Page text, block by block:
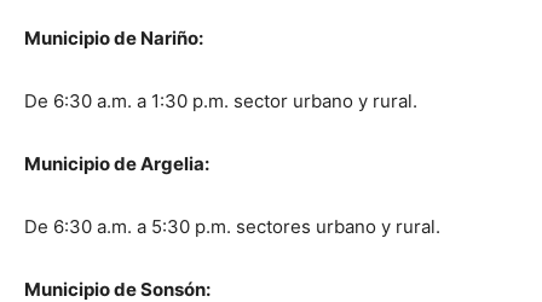
Municipio de Nariño:
De 6:30 a.m. a 1:30 p.m. sector urbano y rural.
Municipio de Argelia:
De 6:30 a.m. a 5:30 p.m. sectores urbano y rural.
Municipio de Sonsón: